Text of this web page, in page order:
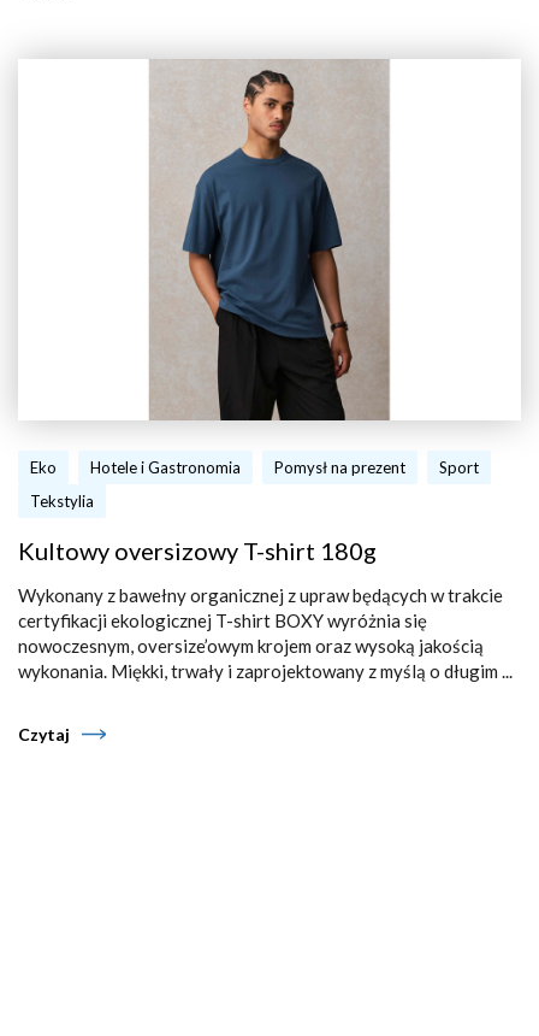
Eko Hotele i Gastronomia Pomysł na prezent
Sport
Tekstylia
Kultowy oversizowy T-shirt 180g
Wykonany z bawełny organicznej z upraw będących w trakcie
certyfikacji ekologicznej T-shirt BOXY wyróżnia się
nowoczesnym, oversize’owym krojem oraz wysoką jakością
wykonania. Miękki, trwały i zaprojektowany z myślą o długim ...
Czytaj